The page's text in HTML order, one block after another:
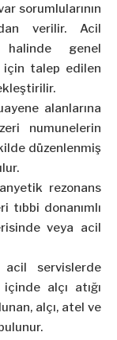
sorumlularının
verilir. Acil
halinde genel
için talep edilen
alanlarına
numunelerin
düzenlenmiş
rezonans
tıbbi donanımlı
veya acil
acil servislerde
alçı atığı
alçı, atel ve